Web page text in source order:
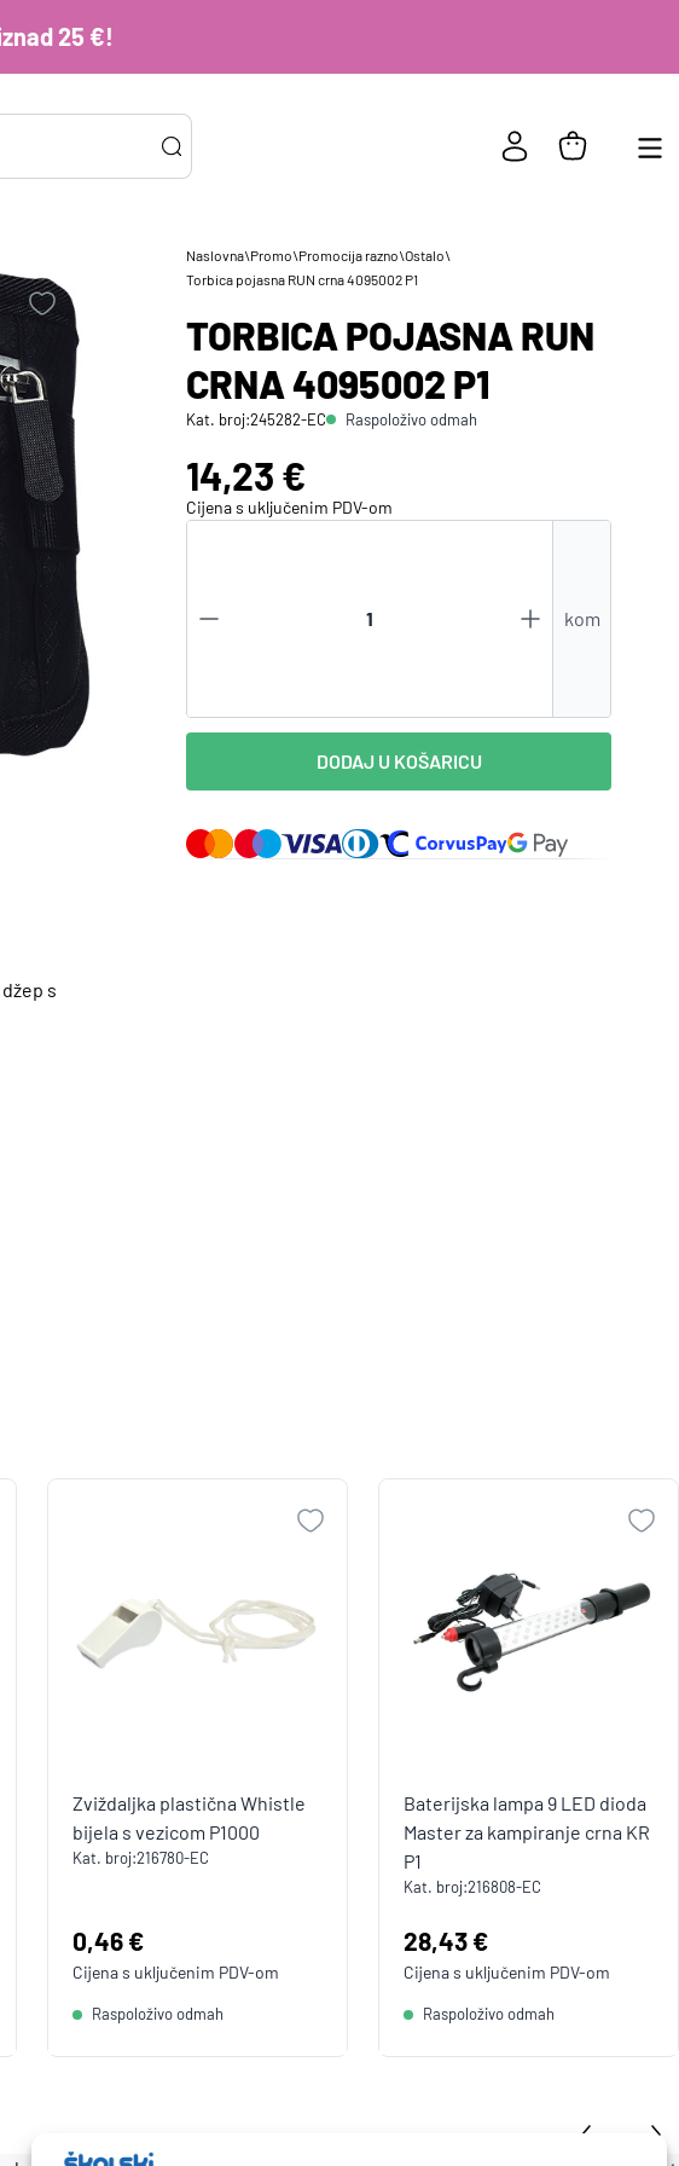
25 €!
PRIJAVA POSTOJEĆIH KORISNIKA
korisničko
*
Zapamti me na ovom uređaju
Prijavite se
Kreirajte korisnički račun
s
Naslovna\Promo\Promocija razno\Ostalo\
Torbica pojasna RUN crna 4095002 P1
TORBICA POJASNA RUN
CRNA 4095002 P1
Kat. broj:245282-EC Raspoloživo odmah
Cijena:
14,23 €
Cijena s uključenim PDV-om
kom
DODAJ U KOŠARICU
Zviždaljka plastična Whistle
bijela s vezicom P1000
Kat. broj:216780-EC
Cijena:
0,46 €
Cijena s uključenim PDV-om
Raspoloživo odmah
Baterijska lampa 9 LED dioda
Master za kampiranje crna KR
P1
Kat. broj:216808-EC
Cijena:
28,43 €
Cijena s uključenim PDV-om
Raspoloživo odmah